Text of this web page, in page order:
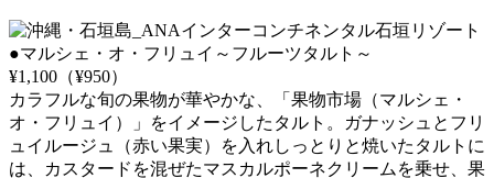
●マルシェ・オ・フリュイ～フルーツタルト～
¥1,100（¥950）
カラフルな旬の果物が華やかな、「果物市場（マルシェ・
オ・フリュイ）」をイメージしたタルト。ガナッシュとフリ
ュイルージュ（赤い果実）を入れしっとりと焼いたタルトに
は、カスタードを混ぜたマスカルポーネクリームを乗せ、果